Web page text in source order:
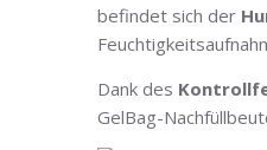
befindet sich der
Dank des
GelBag-